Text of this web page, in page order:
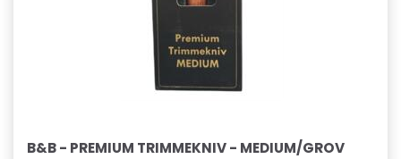
B&B - PREMIUM TRIMMEKNIV - MEDIUM/GROV